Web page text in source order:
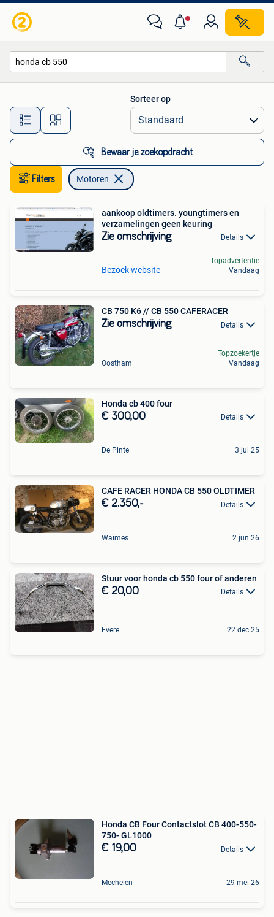
Alle afstanden…
Sorteer op
Bewaar je zoekopdracht
Filters Motoren
aankoop oldtimers. youngtimers en
verzamelingen geen keuring
Zie omschrijving Details
Bezoek website
Topadvertentie
Vandaag
CB 750 K6 // CB 550 CAFERACER
Zie omschrijving Details
Oostham
Topzoekertje
Vandaag
Honda cb 400 four
€ 300,00 Details
De Pinte 3 jul 25
CAFE RACER HONDA CB 550 OLDTIMER
€ 2.350,- Details
Waimes 2 jun 26
Stuur voor honda cb 550 four of anderen
€ 20,00 Details
Evere 22 dec 25
Honda CB Four Contactslot CB 400-550-
750- GL1000
€ 19,00 Details
Mechelen 29 mei 26